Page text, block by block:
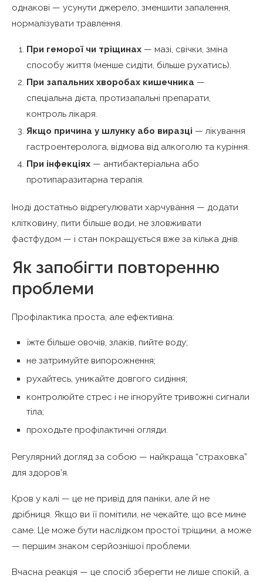
однакові — усунути джерело, зменшити запалення,
нормалізувати травлення.
При геморої чи тріщинах — мазі, свічки, зміна
способу життя (менше сидіти, більше рухатись).
При запальних хворобах кишечника —
спеціальна дієта, протизапальні препарати,
контроль лікаря.
Якщо причина у шлунку або виразці — лікування
гастроентеролога, відмова від алкоголю та куріння.
При інфекціях — антибактеріальна або
протипаразитарна терапія.
Іноді достатньо відрегулювати харчування — додати
клітковину, пити більше води, не зловживати
фастфудом — і стан покращується вже за кілька днів.
Як запобігти повторенню
проблеми
Профілактика проста, але ефективна:
їжте більше овочів, злаків, пийте воду;
не затримуйте випорожнення;
рухайтесь, уникайте довгого сидіння;
контролюйте стрес і не ігноруйте тривожні сигнали
тіла;
проходьте профілактичні огляди.
Регулярний догляд за собою — найкраща “страховка”
для здоров’я.
Кров у калі — це не привід для паніки, але й не
дрібниця. Якщо ви її помітили, не чекайте, що все мине
саме. Це може бути наслідком простої тріщини, а може
— першим знаком серйознішої проблеми.
Вчасна реакція — це спосіб зберегти не лише спокій, а